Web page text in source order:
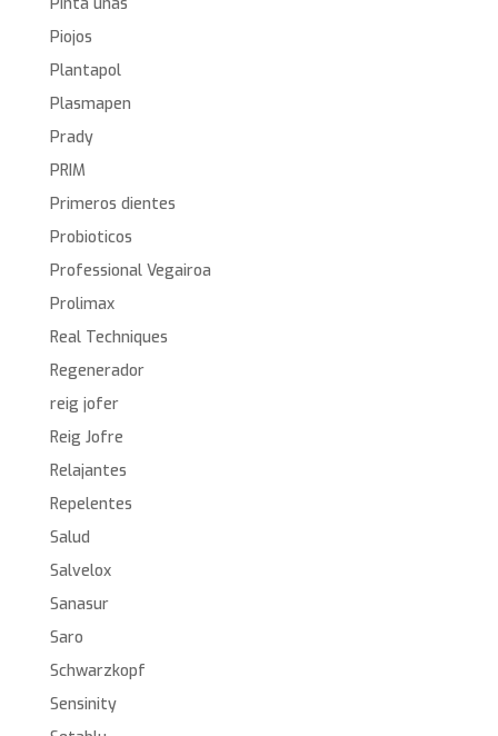
Piojos
Plantapol
Plasmapen
Prady
PRIM
Primeros dientes
Probioticos
Professional Vegairoa
Prolimax
Real Techniques
Regenerador
reig jofer
Reig Jofre
Relajantes
Repelentes
Salud
Salvelox
Sanasur
Saro
Schwarzkopf
Sensinity